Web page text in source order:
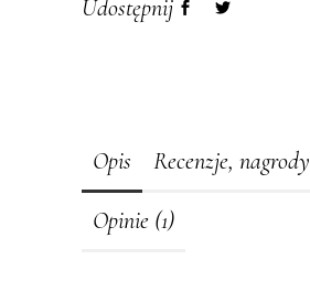
Udostępnij
Opis Recenzje, nagrody
Opinie (1)